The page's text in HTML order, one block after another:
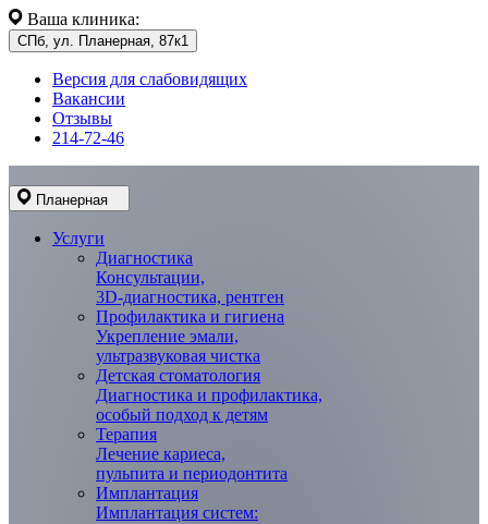
Ваша клиника:
СПб, ул. Планерная, 87к1
Версия для слабовидящих
Вакансии
Отзывы
214-72-46
Планерная
Услуги
Диагностика
Консультации,
3D-диагностика, рентген
Профилактика и гигиена
Укрепление эмали,
ультразвуковая чистка
Детская стоматология
Диагностика и профилактика,
особый подход к детям
Терапия
Лечение кариеса,
пульпита и периодонтита
Имплантация
Имплантация систем: